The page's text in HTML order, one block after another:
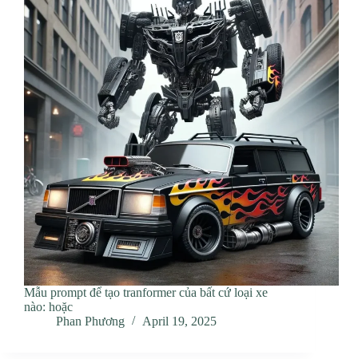
Mẫu prompt để tạo tranformer của bất cứ loại xe
nào: hoặc
Phan Phương
April 19, 2025